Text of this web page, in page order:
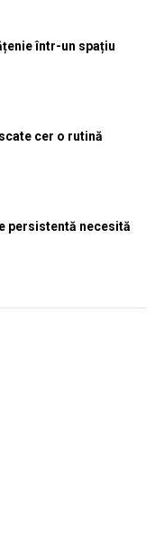
într-un spațiu
cer o rutină
persistentă necesită